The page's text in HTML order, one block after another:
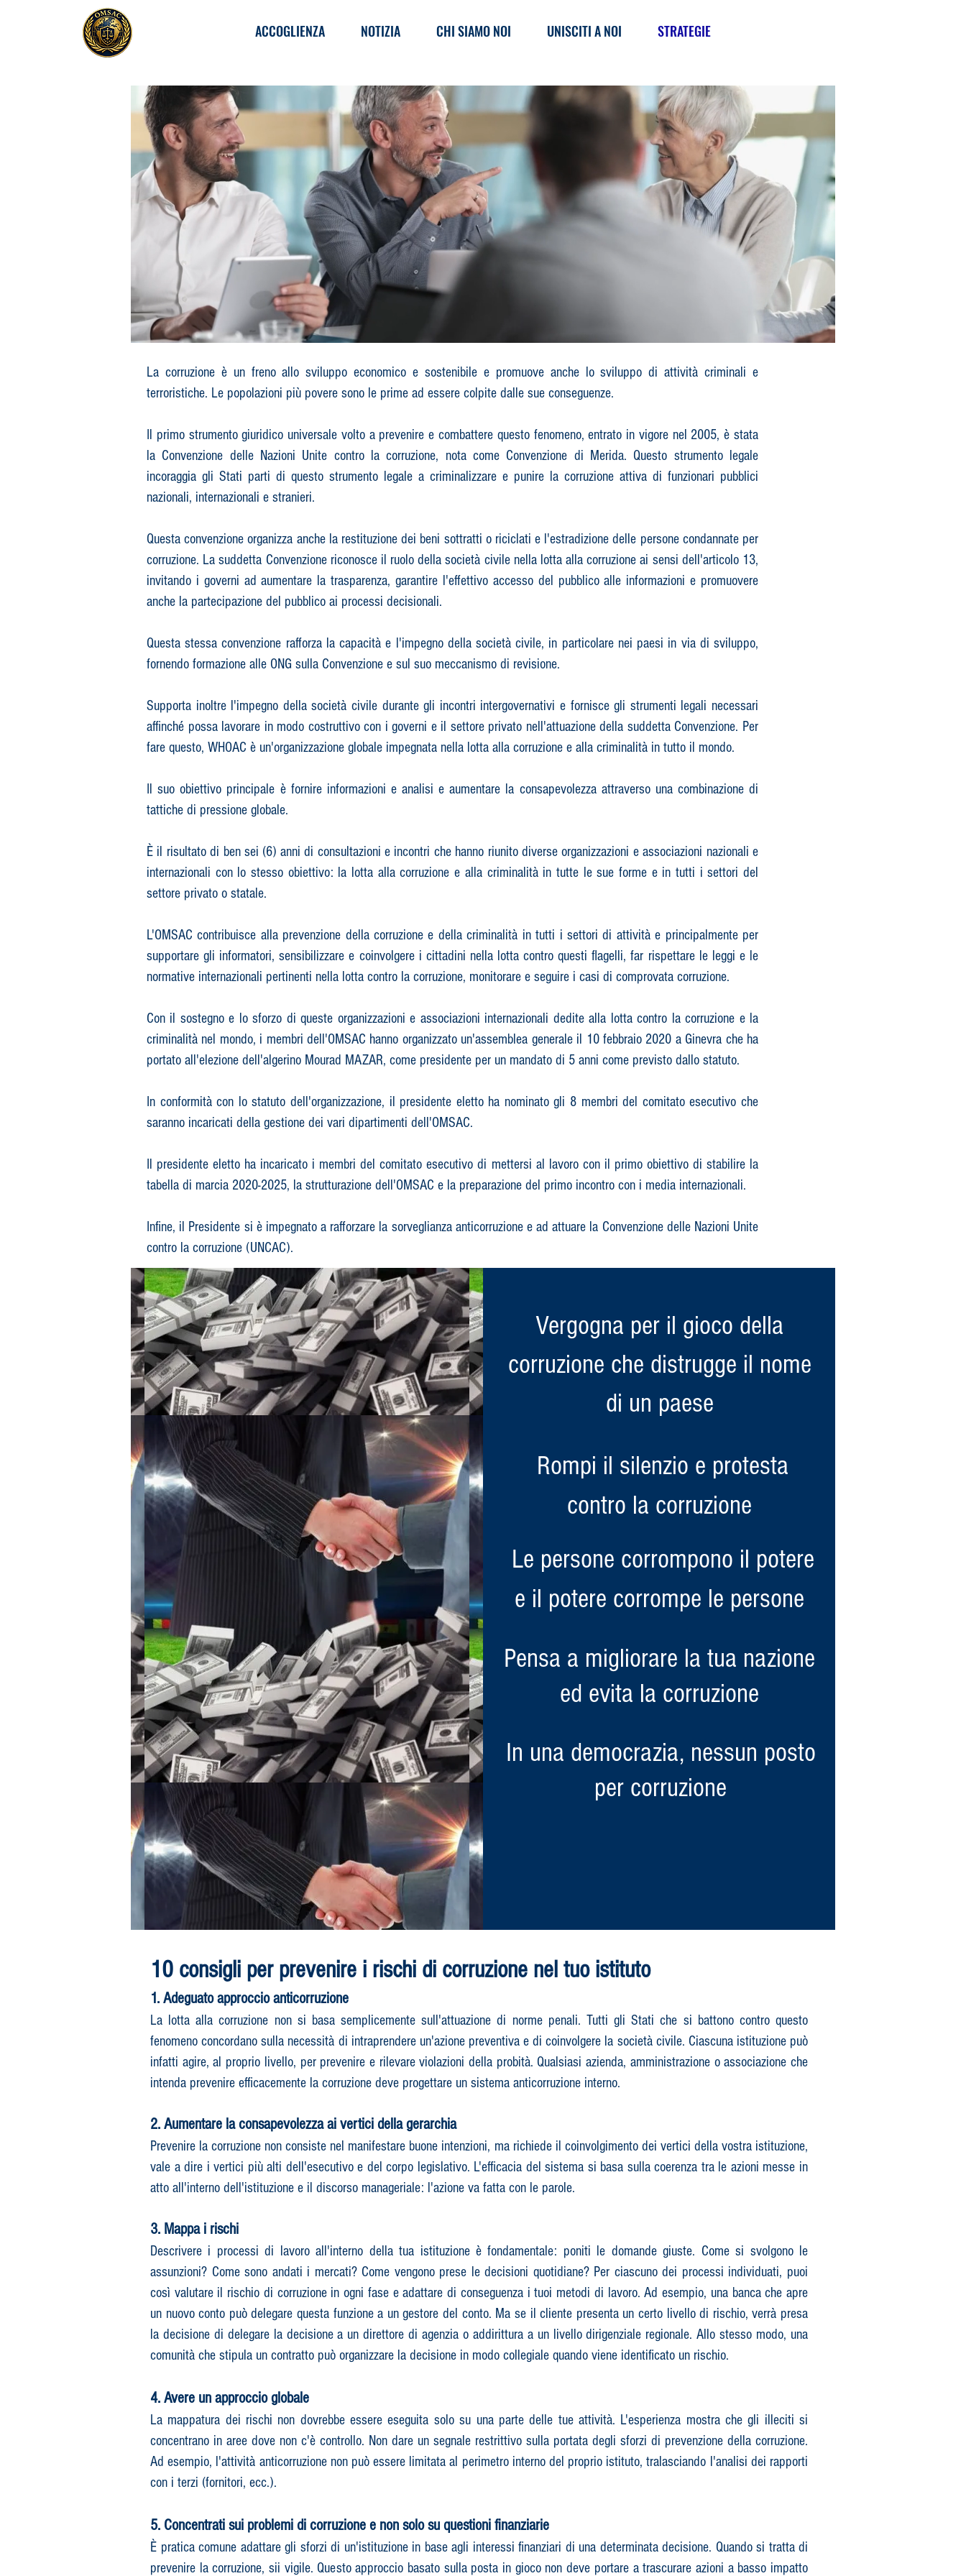
ACCOGLIENZA NOTIZIA CHI SIAMO NOI UNISCITI A NOI STRATEGIE
La corruzione è un freno allo sviluppo economico e sostenibile e promuove anche lo sviluppo di attività criminali e
terroristiche. Le popolazioni più povere sono le prime ad essere colpite dalle sue conseguenze.
Il primo strumento giuridico universale volto a prevenire e combattere questo fenomeno, entrato in vigore nel 2005, è stata
la Convenzione delle Nazioni Unite contro la corruzione, nota come Convenzione di Merida.​ Questo strumento legale
incoraggia gli Stati parti di questo strumento legale a criminalizzare e punire la corruzione attiva di funzionari pubblici
nazionali, internazionali e stranieri.​
Questa convenzione organizza anche la restituzione dei beni sottratti o riciclati e l'estradizione delle persone condannate per
corruzione.​ La suddetta Convenzione riconosce il ruolo della società civile nella lotta alla corruzione ai sensi dell'articolo 13,
invitando i governi ad aumentare la trasparenza, garantire l'effettivo accesso del pubblico alle informazioni e promuovere
anche la partecipazione del pubblico ai processi decisionali.​
Questa stessa convenzione rafforza la capacità e l'impegno della società civile, in particolare nei paesi in via di sviluppo,
fornendo formazione alle ONG sulla Convenzione e sul suo meccanismo di revisione.​
Supporta inoltre l'impegno della società civile durante gli incontri intergovernativi e fornisce gli strumenti legali necessari
affinché possa lavorare in modo costruttivo con i governi e il settore privato nell'attuazione della suddetta Convenzione.​ Per
fare questo, WHOAC è un'organizzazione globale impegnata nella lotta alla corruzione e alla criminalità in tutto il mondo.
Il suo obiettivo principale è fornire informazioni e analisi e aumentare la consapevolezza attraverso una combinazione di
tattiche di pressione globale.
È il risultato di ben sei (6) anni di consultazioni e incontri che hanno riunito diverse organizzazioni e associazioni nazionali e
internazionali con lo stesso obiettivo: la lotta alla corruzione e alla criminalità in tutte le sue forme e in tutti i settori del
settore privato o statale.
L'OMSAC contribuisce alla prevenzione della corruzione e della criminalità in tutti i settori di attività e principalmente per
supportare gli informatori, sensibilizzare e coinvolgere i cittadini nella lotta contro questi flagelli, far rispettare le leggi e le
normative internazionali pertinenti nella lotta contro la corruzione, monitorare e seguire i casi di comprovata corruzione.
Con il sostegno e lo sforzo di queste organizzazioni e associazioni internazionali dedite alla lotta contro la corruzione e la
criminalità nel mondo, i membri dell'OMSAC hanno organizzato un'assemblea generale il 10 febbraio 2020 a Ginevra che ha
portato all'elezione dell'algerino Mourad MAZAR, come presidente per un mandato di 5 anni come previsto dallo statuto.
In conformità con lo statuto dell'organizzazione, il presidente eletto ha nominato gli 8 membri del comitato esecutivo che
saranno incaricati della gestione dei vari dipartimenti dell'OMSAC.
Il presidente eletto ha incaricato i membri del comitato esecutivo di mettersi al lavoro con il primo obiettivo di stabilire la
tabella di marcia 2020-2025, la strutturazione dell'OMSAC e la preparazione del primo incontro con i media internazionali.
Infine, il Presidente si è impegnato a rafforzare la sorveglianza anticorruzione e ad attuare la Convenzione delle Nazioni Unite
contro la corruzione (UNCAC).
Vergogna per il gioco della
corruzione che distrugge il nome
di un paese
Rompi il silenzio e protesta
contro la corruzione
Le persone corrompono il potere
e il potere corrompe le persone
Pensa a migliorare la tua nazione
ed evita la corruzione
In una democrazia, nessun posto
per corruzione
10 consigli per prevenire i rischi di corruzione nel tuo istituto
1. Adeguato approccio anticorruzione
La lotta alla corruzione non si basa semplicemente sull'attuazione di norme penali. Tutti gli Stati che si battono contro questo
fenomeno concordano sulla necessità di intraprendere un'azione preventiva e di coinvolgere la società civile. Ciascuna istituzione può
infatti agire, al proprio livello, per prevenire e rilevare violazioni della probità. Qualsiasi azienda, amministrazione o associazione che
intenda prevenire efficacemente la corruzione deve progettare un sistema anticorruzione interno.
2. Aumentare la consapevolezza ai vertici della gerarchia
Prevenire la corruzione non consiste nel manifestare buone intenzioni, ma richiede il coinvolgimento dei vertici della vostra istituzione,
vale a dire i vertici più alti dell'esecutivo e del corpo legislativo. L'efficacia del sistema si basa sulla coerenza tra le azioni messe in
atto all'interno dell'istituzione e il discorso manageriale: l'azione va fatta con le parole.
3. Mappa i rischi
Descrivere i processi di lavoro all'interno della tua istituzione è fondamentale: poniti le domande giuste. Come si svolgono le
assunzioni? Come sono andati i mercati? Come vengono prese le decisioni quotidiane? Per ciascuno dei processi individuati, puoi
così valutare il rischio di corruzione in ogni fase e adattare di conseguenza i tuoi metodi di lavoro. Ad esempio, una banca che apre
un nuovo conto può delegare questa funzione a un gestore del conto. Ma se il cliente presenta un certo livello di rischio, verrà presa
la decisione di delegare la decisione a un direttore di agenzia o addirittura a un livello dirigenziale regionale. Allo stesso modo, una
comunità che stipula un contratto può organizzare la decisione in modo collegiale quando viene identificato un rischio.
4. Avere un approccio globale
La mappatura dei rischi non dovrebbe essere eseguita solo su una parte delle tue attività. L'esperienza mostra che gli illeciti si
concentrano in aree dove non c'è controllo. Non dare un segnale restrittivo sulla portata degli sforzi di prevenzione della corruzione.
Ad esempio, l'attività anticorruzione non può essere limitata al perimetro interno del proprio istituto, tralasciando l'analisi dei rapporti
con i terzi (fornitori, ecc.).
5. Concentrati sui problemi di corruzione e non solo su questioni finanziarie
È pratica comune adattare gli sforzi di un'istituzione in base agli interessi finanziari di una determinata decisione. Quando si tratta di
prevenire la corruzione, sii vigile. Questo approccio basato sulla posta in gioco non deve portare a trascurare azioni a basso impatto